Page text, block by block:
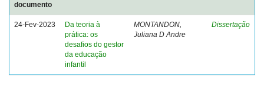
documento
24-Fev-2023
Da teoria à
prática: os
desafios do gestor
da educação
infantil
MONTANDON,
Juliana D Andre
Dissertação